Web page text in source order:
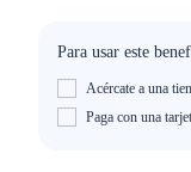
Para usar este
Acércate a una
Paga con una